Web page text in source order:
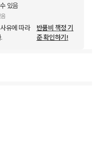
있음
유에 따라
반품비 책정 기
준 확인하기!